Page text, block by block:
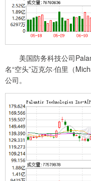
美国防务科技公司
名“空头”迈克尔·伯里（
公司。